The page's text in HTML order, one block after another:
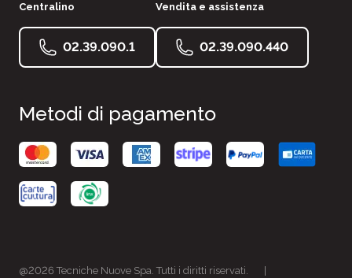
Centralino
02.39.090.1
Vendita e assistenza
02.39.090.440
Metodi di pagamento
@2026 Tecniche Nuove Spa. Tutti i diritti riservati.